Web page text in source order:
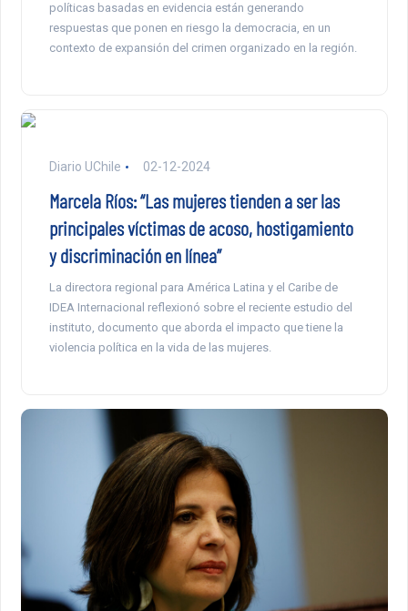
políticas basadas en evidencia están generando
respuestas que ponen en riesgo la democracia, en un
contexto de expansión del crimen organizado en la región.
Diario UChile 02-12-2024
Marcela Ríos: “Las mujeres tienden a ser las
principales víctimas de acoso, hostigamiento
y discriminación en línea”
La directora regional para América Latina y el Caribe de
IDEA Internacional reflexionó sobre el reciente estudio del
instituto, documento que aborda el impacto que tiene la
violencia política en la vida de las mujeres.